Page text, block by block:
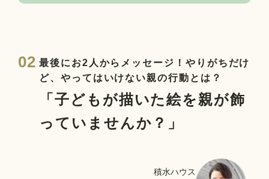
02 最後にお2人からメッセージ！やりがちだけ
ど、やってはいけない親の行動とは？
「子どもが描いた絵を親が飾
っていませんか？」
積水ハウス